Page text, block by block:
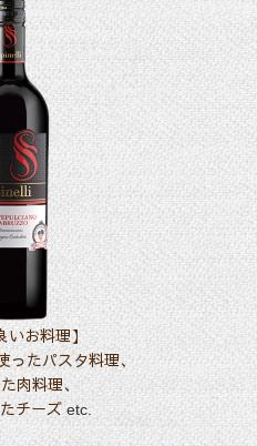
いお料理】
ったパスタ料理、
肉料理、
チーズetc.